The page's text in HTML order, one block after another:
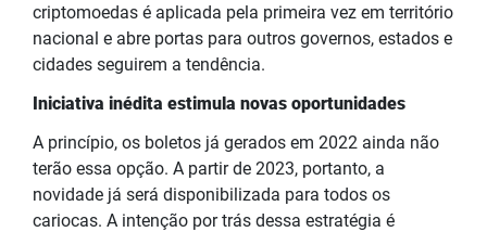
criptomoedas é aplicada pela primeira vez em território
nacional e abre portas para outros governos, estados e
cidades seguirem a tendência.
Iniciativa inédita estimula novas oportunidades
A princípio, os boletos já gerados em 2022 ainda não
terão essa opção. A partir de 2023, portanto, a
novidade já será disponibilizada para todos os
cariocas. A intenção por trás dessa estratégia é